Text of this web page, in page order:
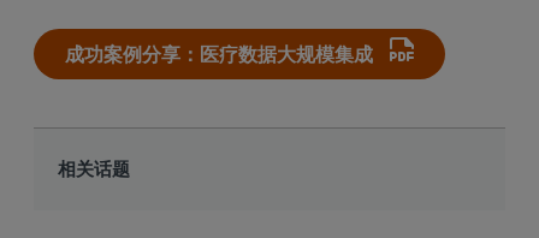
成功案例分享：医疗数据大规模集成
相关话题